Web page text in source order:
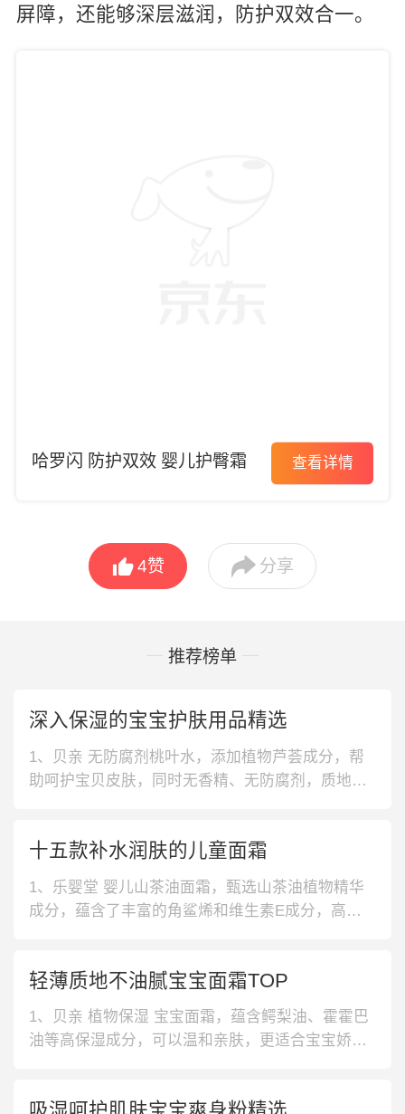
屏障，还能够深层滋润，防护双效合一。
哈罗闪 防护双效 婴儿护臀霜 查看详情
4赞  分享
推荐榜单
深入保湿的宝宝护肤用品精选
1、贝亲 无防腐剂桃叶水，添加植物芦荟成分，帮
助呵护宝贝皮肤，同时无香精、无防腐剂，质地温
精华，帮助温和舒缓，缓解肌肤泛红不适感。复配
角鲨烷和芦荟提取物，保湿能力更好，肌肤不干
燥。3、强生 活力多肽润肤露，含有
十五款补水润肤的儿童面霜
1、乐婴堂 婴儿山茶油面霜，甄选山茶油植物精华
成分，蕴含了丰富的角鲨烯和维生素E成分，高效
混合了接近婴儿胎脂的保湿成分，含有8种氨基酸营
养成分，润滑滋养肌肤。质地细腻柔滑，清爽易吸
收。3、Boiron金盏花婴儿
轻薄质地不油腻宝宝面霜TOP
1、贝亲 植物保湿 宝宝面霜，蕴含鳄梨油、霍霍巴
油等高保湿成分，可以温和亲肤，更适合宝宝娇嫩